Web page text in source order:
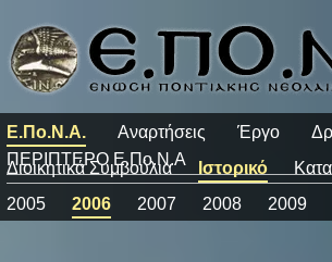
Ε.Πο.Ν.Α.
Διοικητικά Συμβούλια
Ιστορικό
2005
2006 2007 2008 2009
Αναρτήσεις Έργο
ΠΕΡΙΠΤΕΡΟ Ε.Πο.Ν.Α